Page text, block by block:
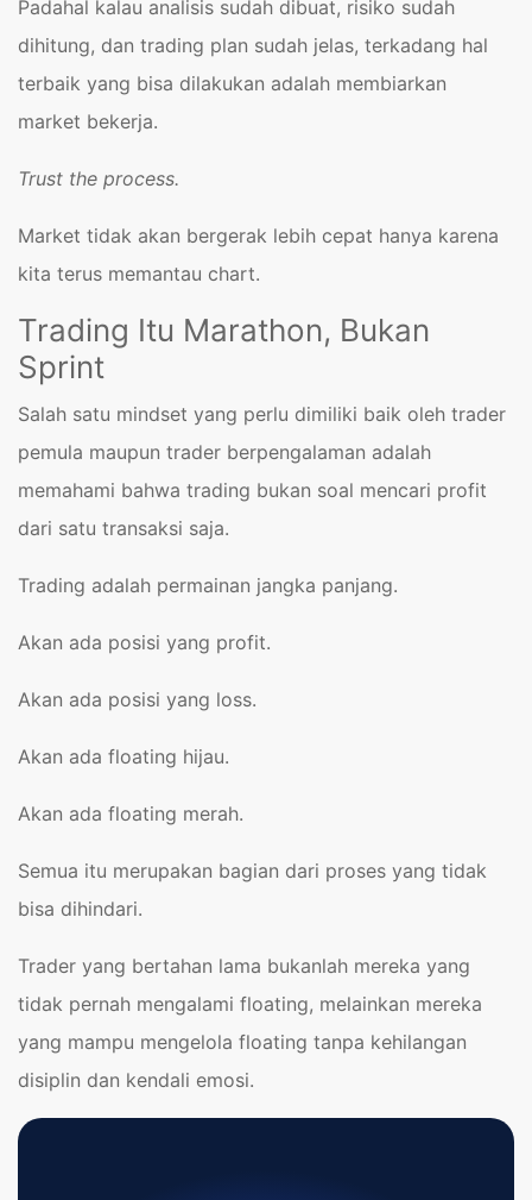
Padahal kalau analisis sudah dibuat, risiko sudah
dihitung, dan trading plan sudah jelas, terkadang hal
terbaik yang bisa dilakukan adalah membiarkan
market bekerja.
Trust the process.
Market tidak akan bergerak lebih cepat hanya karena
kita terus memantau chart.
Trading Itu Marathon, Bukan
Sprint
Salah satu mindset yang perlu dimiliki baik oleh trader
pemula maupun trader berpengalaman adalah
memahami bahwa trading bukan soal mencari profit
dari satu transaksi saja.
Trading adalah permainan jangka panjang.
Akan ada posisi yang profit.
Akan ada posisi yang loss.
Akan ada floating hijau.
Akan ada floating merah.
Semua itu merupakan bagian dari proses yang tidak
bisa dihindari.
Trader yang bertahan lama bukanlah mereka yang
tidak pernah mengalami floating, melainkan mereka
yang mampu mengelola floating tanpa kehilangan
disiplin dan kendali emosi.